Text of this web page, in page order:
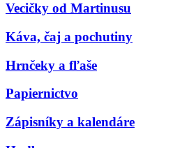
Vecičky od Martinusu
Káva, čaj a pochutiny
Hrnčeky a fľaše
Papiernictvo
Zápisníky a kalendáre